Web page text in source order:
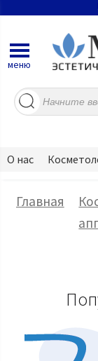
Поиск
товаров
меню
О нас
Главная